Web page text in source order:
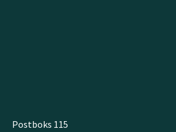
Postboks 115